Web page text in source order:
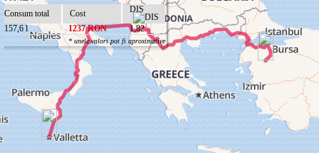
Consum total
Cost
DIS
157,6 l
1237 RON 1,82
* unele valori pot fi aproximative